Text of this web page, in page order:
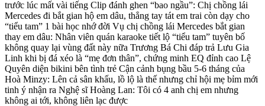
trước lúc mất vài tiếng Clip đánh ghen “bao ngầu”: Chị chồng lái
Mercedes đi bắt gian hộ em dâu, thẳng tay tát em trai còn dạy cho
“tiểu tam” 1 bài học nhớ đời Vụ chị chồng lái Mercedes bắt gian
thay em dâu: Nhân viên quán karaoke tiết lộ “tiểu tam” tuyên bố
không quay lại vùng đất này nữa Trương Bá Chi đáp trả Lưu Gia
Linh khi bị đá xéo là “mẹ đơn thân”, chứng minh EQ đỉnh cao Lệ
Quyên diện bikini bên tình trẻ Cận cảnh bụng bầu 5-6 tháng của
Hoà Minzy: Lên cả sân khấu, lồ lộ là thế nhưng chỉ hội mẹ bỉm mới
tinh ý nhận ra Nghệ sĩ Hoàng Lan: Tôi có 4 anh chị em nhưng
không ai tới, không liên lạc được